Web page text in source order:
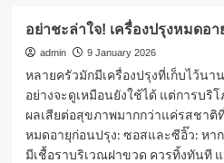
อย่าชะล่าใจ! เครื่องปรุงหมดอ
admin 9 January 2026
หลายครัวมักมีเครื่องปรุงที่เก็บไว้น
อย่างจะดูเหมือนยังใช้ได้ แต่การบริ
ผลเสียต่อสุขภาพมากกว่าแค่รสชาติ
หมดอายุก่อนปรุง: ซอสและซีอิ๊ว: หา
มีเชื้อราบริเวณฝาขวด ควรทิ้งทันที